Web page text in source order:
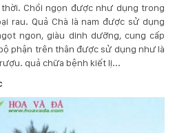
Chồi ngọn được như dụng trong
rau. Quả Chà là nam được sử dụng
ngon, giàu dinh dưỡng, cung cấp
phận trên thân được sử dụng như là
quả chữa bệnh kiết lị...